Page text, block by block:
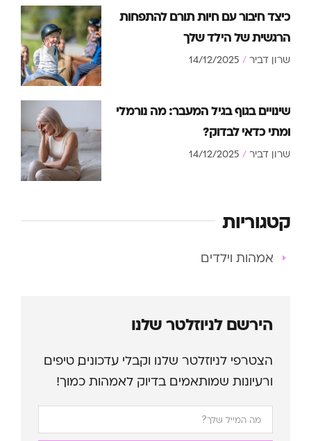
כיצד חיבור עם חיות תורם להתפחות
הרגשית של הילד שלך
שרון דביר
שינויים בגוף בגיל המעבר: מה נורמלי
ומתי כדאי לבדוק?
שרון דביר
קטגוריות
אמהות וילדים
הירשם לניוזלטר שלנו
הצטרפי לניוזלטר שלנו וקבלי עדכונים, טיפים
ורעיונות שמותאמים בדיוק לאמהות כמוך!